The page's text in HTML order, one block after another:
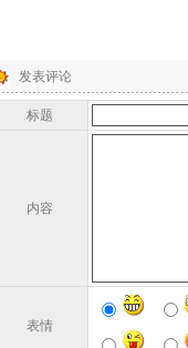
发表评论
标题
内容
表情